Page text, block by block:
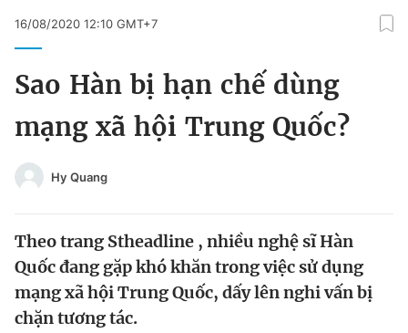
Chào ngày mới
Tin thị trường Tin 360
Video Magazine
Đổi mật khẩu
Tin đã lưu
16/08/2020 12:10 GMT+7
Sao Hàn bị hạn chế dùng
mạng xã hội Trung Quốc?
Hy Quang
Theo trang Stheadline , nhiều nghệ sĩ Hàn
Quốc đang gặp khó khăn trong việc sử dụng
mạng xã hội Trung Quốc, dấy lên nghi vấn bị
chặn tương tác.